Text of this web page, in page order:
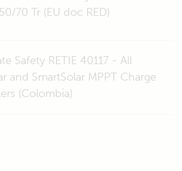
70 Tr (EU doc RED)
Safety RETIE 40117 - All
and SmartSolar MPPT Charge
(Colombia)